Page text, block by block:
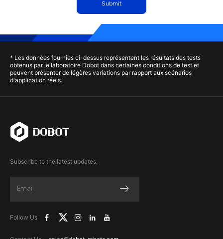
Submit
* Les données fournies ci-dessus représentent les résultats des tests
obtenus par le laboratoire Dobot dans certaines conditions de test et
peuvent présenter de légères variations par rapport aux scénarios
d'application réels.
Subscribe to the latest updates.
Follow Us